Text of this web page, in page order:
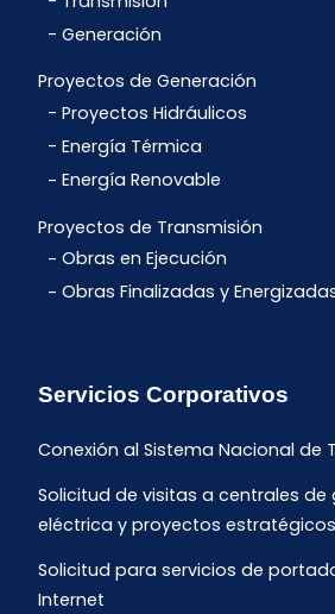
Generación
Proyectos de Generación
Proyectos Hidráulicos
Energía Térmica
Energía Renovable
Proyectos de Transmisión
Obras en Ejecución
Obras Finalizadas y
Servicios Corporativos
Conexión al Sistema Nacional de
Solicitud de visitas a centrales de
eléctrica y proyectos
Solicitud para servicios de
Internet